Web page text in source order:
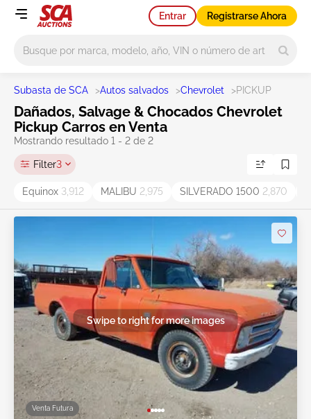
Entrar Registrarse Ahora
Subasta de SCA >Autos salvados >Chevrolet >PICKUP
Dañados, Salvage & Chocados Chevrolet
Pickup Carros en Venta
Mostrando resultado 1 - 2 de 2
Filter3
Equinox 3,912 MALIBU 2,975 SILVERADO 1500 2,870
Venta Futura
Swipe to right for more images